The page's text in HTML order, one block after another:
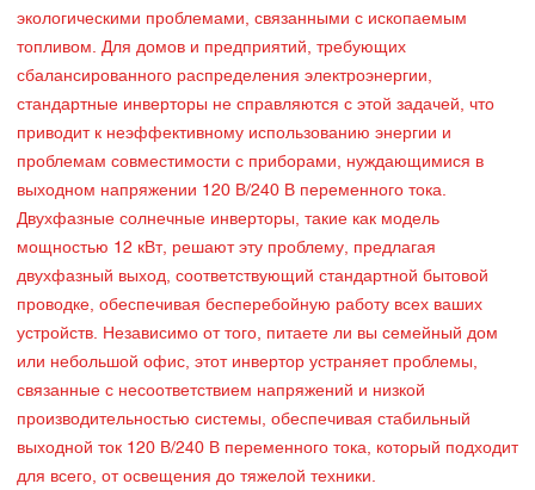
экологическими проблемами, связанными с ископаемым
топливом. Для домов и предприятий, требующих
сбалансированного распределения электроэнергии,
стандартные инверторы не справляются с этой задачей, что
приводит к неэффективному использованию энергии и
проблемам совместимости с приборами, нуждающимися в
выходном напряжении 120 В/240 В переменного тока.
Двухфазные солнечные инверторы, такие как модель
мощностью 12 кВт, решают эту проблему, предлагая
двухфазный выход, соответствующий стандартной бытовой
проводке, обеспечивая бесперебойную работу всех ваших
устройств. Независимо от того, питаете ли вы семейный дом
или небольшой офис, этот инвертор устраняет проблемы,
связанные с несоответствием напряжений и низкой
производительностью системы, обеспечивая стабильный
выходной ток 120 В/240 В переменного тока, который подходит
для всего, от освещения до тяжелой техники.